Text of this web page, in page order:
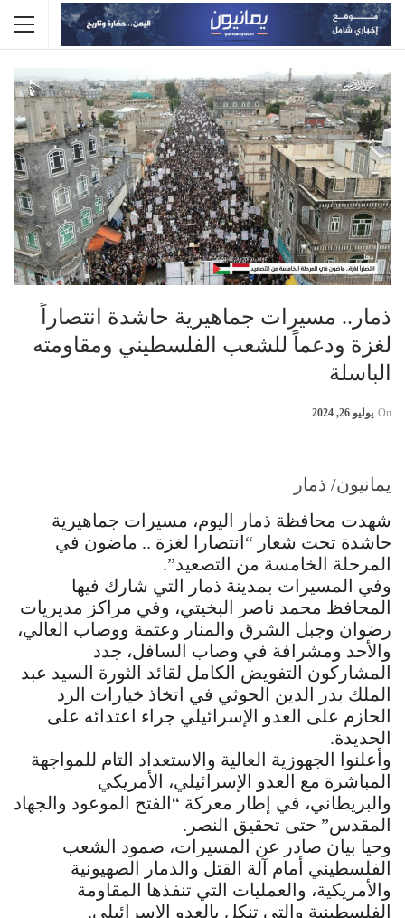
ذمار.. مسيرات جماهيرية حاشدة انتصاراً
لغزة ودعماً للشعب الفلسطيني ومقاومته
الباسلة
On يوليو 26, 2024
يمانيون/ ذمار
شهدت محافظة ذمار اليوم، مسيرات جماهيرية
حاشدة تحت شعار “انتصارا لغزة .. ماضون في
المرحلة الخامسة من التصعيد”.
وفي المسيرات بمدينة ذمار التي شارك فيها
المحافظ محمد ناصر البخيتي، وفي مراكز مديريات
رضوان وجبل الشرق والمنار وعتمة ووصاب العالي،
والأحد ومشرافة في وصاب السافل، جدد
المشاركون التفويض الكامل لقائد الثورة السيد عبد
الملك بدر الدين الحوثي في اتخاذ خيارات الرد
الحازم على العدو الإسرائيلي جراء اعتدائه على
الحديدة.
وأعلنوا الجهوزية العالية والاستعداد التام للمواجهة
المباشرة مع العدو الإسرائيلي، الأمريكي
والبريطاني، في إطار معركة “الفتح الموعود والجهاد
المقدس” حتى تحقيق النصر.
وحيا بيان صادر عن المسيرات، صمود الشعب
الفلسطيني أمام آلة القتل والدمار الصهيونية
والأمريكية، والعمليات التي تنفذها المقاومة
الفلسطينية والتي تنكل بالعدو الإسرائيلي.